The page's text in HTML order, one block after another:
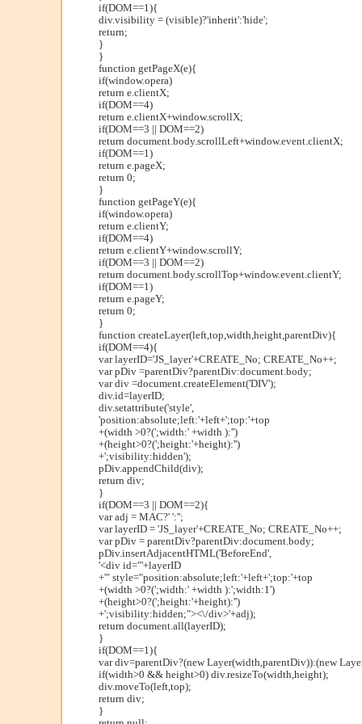
if(DOM==1){
div.visibility = (visible)?'inherit':'hide';
return;
}
}
function getPageX(e){
if(window.opera)
return e.clientX;
if(DOM==4)
return e.clientX+window.scrollX;
if(DOM==3 || DOM==2)
return document.body.scrollLeft+window.event.clientX;
if(DOM==1)
return e.pageX;
return 0;
}
function getPageY(e){
if(window.opera)
return e.clientY;
if(DOM==4)
return e.clientY+window.scrollY;
if(DOM==3 || DOM==2)
return document.body.scrollTop+window.event.clientY;
if(DOM==1)
return e.pageY;
return 0;
}
function createLayer(left,top,width,height,parentDiv){
if(DOM==4){
var layerID='JS_layer'+CREATE_No; CREATE_No++;
var pDiv =parentDiv?parentDiv:document.body;
var div =document.createElement('DIV');
div.id=layerID;
div.setattribute('style',
'position:absolute;left:'+left+';top:'+top
+(width >0?(';width:' +width ):'')
+(height>0?(';height:'+height):'')
+';visibility:hidden');
pDiv.appendChild(div);
return div;
}
if(DOM==3 || DOM==2){
var adj = MAC?' ':'';
var layerID = 'JS_layer'+CREATE_No; CREATE_No++;
var pDiv = parentDiv?parentDiv:document.body;
pDiv.insertAdjacentHTML('BeforeEnd',
'<div id="'+layerID
+'" style="position:absolute;left:'+left+';top:'+top
+(width >0?(';width:' +width ):';width:1')
+(height>0?(';height:'+height):'')
+';visibility:hidden;"><\/div>'+adj);
return document.all(layerID);
}
if(DOM==1){
var div=parentDiv?(new Layer(width,parentDiv)):(new
if(width>0 && height>0) div.resizeTo(width,height);
div.moveTo(left,top);
return div;
}